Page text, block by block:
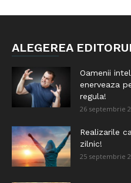
ALEGEREA
Oamenii
enerveaza
regula!
26 septembrie
Realizarile
zilnic!
25 septembrie